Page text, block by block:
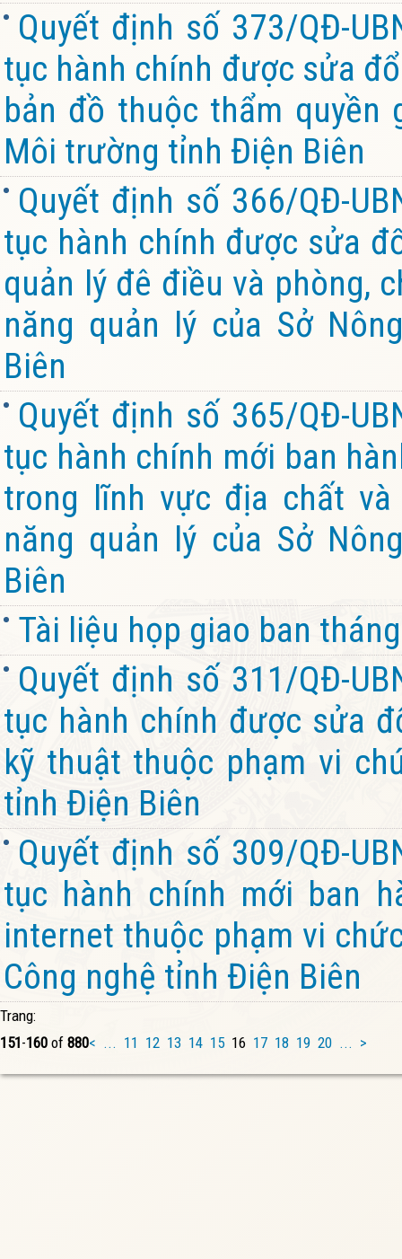
Quyết định số 373/QĐ-
tục hành chính được sửa
bản đồ thuộc thẩm quyền
Môi trường tỉnh Điện Biên
Quyết định số 366/QĐ-
tục hành chính được sửa
quản lý đê điều và phòng,
năng quản lý của Sở
Biên
Quyết định số 365/QĐ-
tục hành chính mới ban
trong lĩnh vực địa chất
năng quản lý của Sở
Biên
Tài liệu họp giao ban
Quyết định số 311/QĐ-
tục hành chính được sửa
kỹ thuật thuộc phạm vi
tỉnh Điện Biên
Quyết định số 309/QĐ-
tục hành chính mới ban
internet thuộc phạm vi
Công nghệ tỉnh Điện Biên
Trang:
151-160 of 880< ... 11 12 13 14 15 16 17 18 19 20 ... >